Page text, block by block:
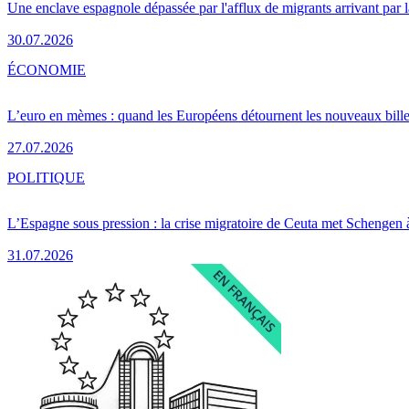
Une enclave espagnole dépassée par l'afflux de migrants arrivant par
30.07.2026
L’euro en mèmes : quand les Européens détournent les nouveaux
27.07.2026
ÉCONOMIE
L’Espagne sous pression : la crise migratoire de Ceuta met Schengen
31.07.2026
POLITIQUE